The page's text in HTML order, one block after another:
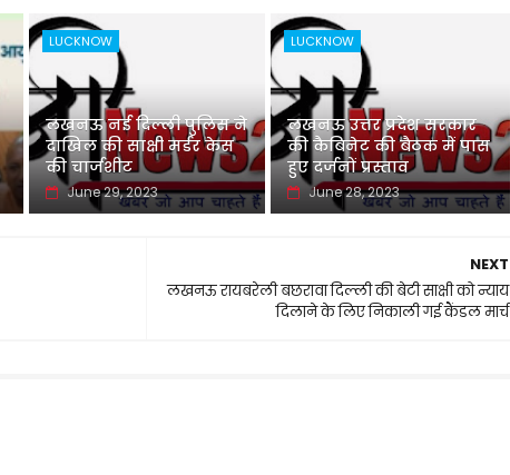
LUCKNOW
लखनऊ नई दिल्ली पुलिस ने
दाखिल की साक्षी मर्डर केस
की चार्जशीट
June 29, 2023
LUCKNOW
लखनऊ उत्तर प्रदेश सरकार
की कैबिनेट की बैठक में पास
हुए दर्जनों प्रस्ताव
June 28, 2023
NEXT
लखनऊ रायबरेली बछरावा दिल्ली की बेटी साक्षी को न्याय
दिलाने के लिए निकाली गई कैंडल मार्च